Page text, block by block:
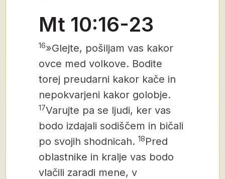
Mt 10:16-23
16»Glejte, pošiljam vas kakor
ovce med volkove. Bodite
torej preudarni kakor kače in
nepokvarjeni kakor golobje.
17Varujte pa se ljudi, ker vas
bodo izdajali sodiščem in bičali
po svojih shodnicah. 18Pred
oblastnike in kralje vas bodo
vlačili zaradi mene, v